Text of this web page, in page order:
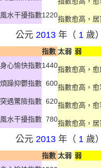
風水干擾指數1220指數愈高，居
公元2013 年（ 1 歲
指數 太弱 弱
身心愉快指數1440指數愈高，愈
煩躁抑鬱指數 600指數愈高，愈
突遇驚險指數 620指數愈高，愈
風水干擾指數 780指數愈高，居
公元2013 年（ 1 歲
指數 太弱 弱